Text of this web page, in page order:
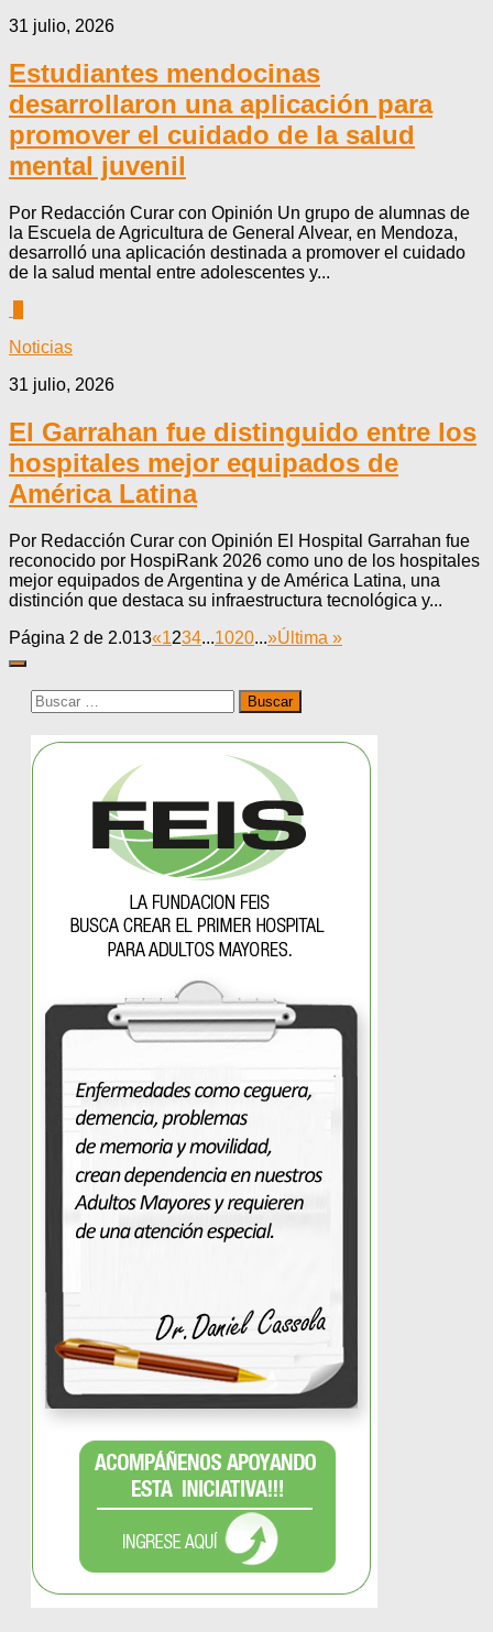
31 julio, 2026
Estudiantes mendocinas
desarrollaron una aplicación para
promover el cuidado de la salud
mental juvenil
Por Redacción Curar con Opinión Un grupo de alumnas de
la Escuela de Agricultura de General Alvear, en Mendoza,
desarrolló una aplicación destinada a promover el cuidado
de la salud mental entre adolescentes y...
Noticias
31 julio, 2026
El Garrahan fue distinguido entre los
hospitales mejor equipados de
América Latina
Por Redacción Curar con Opinión El Hospital Garrahan fue
reconocido por HospiRank 2026 como uno de los hospitales
mejor equipados de Argentina y de América Latina, una
distinción que destaca su infraestructura tecnológica y...
Página 2 de 2.013«1234...1020...»Última »
Buscar: